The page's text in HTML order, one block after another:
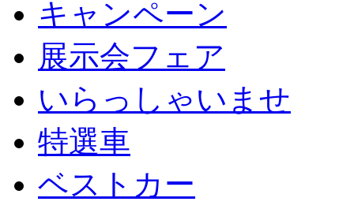
キャンペーン
展示会フェア
いらっしゃいませ
特選車
ベストカー